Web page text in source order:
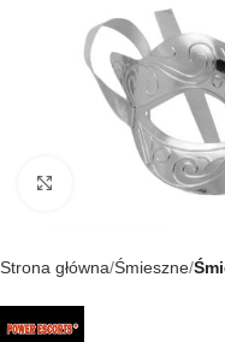
Kliknij, aby
Strona główna Śmieszne